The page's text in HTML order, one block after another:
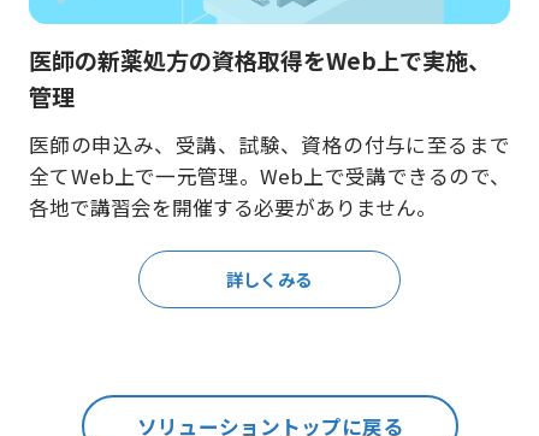
医師の新薬処方の資格取得をWeb上で実施、
管理
医師の申込み、受講、試験、資格の付与に至るまで
全てWeb上で一元管理。Web上で受講できるので、
各地で講習会を開催する必要がありません。
詳しくみる
ソリューショントップに戻る